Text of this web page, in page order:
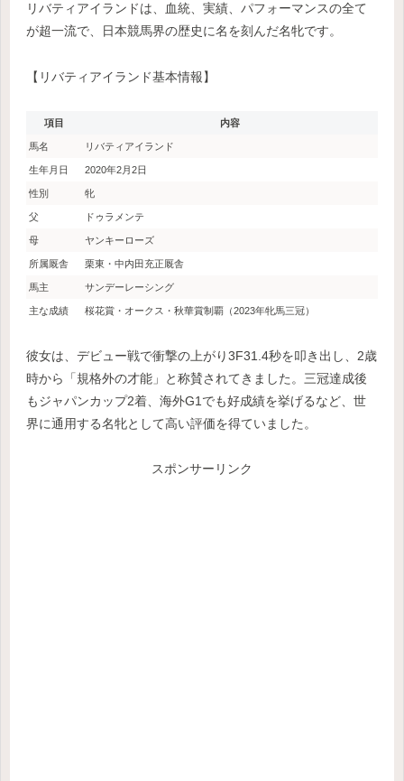
リバティアイランドは、血統、実績、パフォーマンスの全て
が超一流で、日本競馬界の歴史に名を刻んだ名牝です。
【リバティアイランド基本情報】
項目 内容
馬名 リバティアイランド
生年月日 2020年2月2日
性別 牝
父 ドゥラメンテ
母 ヤンキーローズ
所属厩舎 栗東・中内田充正厩舎
馬主 サンデーレーシング
主な成績 桜花賞・オークス・秋華賞制覇（2023年牝馬三冠）
彼女は、デビュー戦で衝撃の上がり3F31.4秒を叩き出し、2歳
時から「規格外の才能」と称賛されてきました。三冠達成後
もジャパンカップ2着、海外G1でも好成績を挙げるなど、世
界に通用する名牝として高い評価を得ていました。
スポンサーリンク